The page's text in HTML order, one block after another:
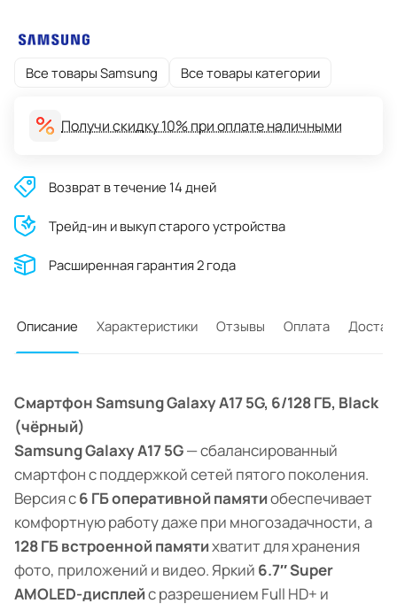
Все товары Samsung Все товары категории
Получи скидку 10% при оплате наличными
Возврат в течение 14 дней
Трейд-ин и выкуп старого устройства
Расширенная гарантия 2 года
Описание Характеристики Отзывы Оплата
Смартфон Samsung Galaxy A17 5G, 6/128 ГБ, Black
(чёрный)
Samsung Galaxy A17 5G— сбалансированный
смартфон с поддержкой сетей пятого поколения.
Версия с6 ГБ оперативной памятиобеспечивает
комфортную работу даже при многозадачности, а
128 ГБ встроенной памятихватит для хранения
фото, приложений и видео. Яркий 6.7″ Super
AMOLED-дисплейс разрешением Full HD+ и